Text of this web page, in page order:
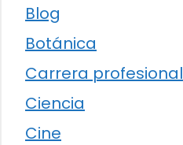
Blog
Botánica
Carrera profesional
Ciencia
Cine